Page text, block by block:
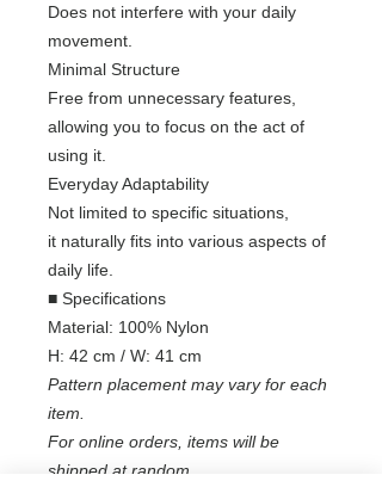
Does not interfere with your daily
movement.
Minimal Structure
Free from unnecessary features,
allowing you to focus on the act of
using it.
Everyday Adaptability
Not limited to specific situations,
it naturally fits into various aspects of
daily life.
■ Specifications
Material: 100% Nylon
H: 42 cm / W: 41 cm
Pattern placement may vary for each
item.
For online orders, items will be
shipped at random.